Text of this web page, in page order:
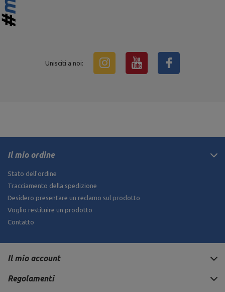
Unisciti a noi:
Il mio ordine
Stato dell'ordine
Tracciamento della spedizione
Desidero presentare un reclamo sul prodotto
Voglio restituire un prodotto
Contatto
Il mio account
Regolamenti